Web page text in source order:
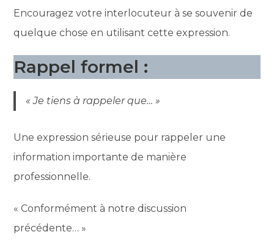
Encouragez votre interlocuteur à se souvenir de
quelque chose en utilisant cette expression.
Rappel formel :
« Je tiens à rappeler que… »
Une expression sérieuse pour rappeler une
information importante de manière
professionnelle.
« Conformément à notre discussion
précédente… »